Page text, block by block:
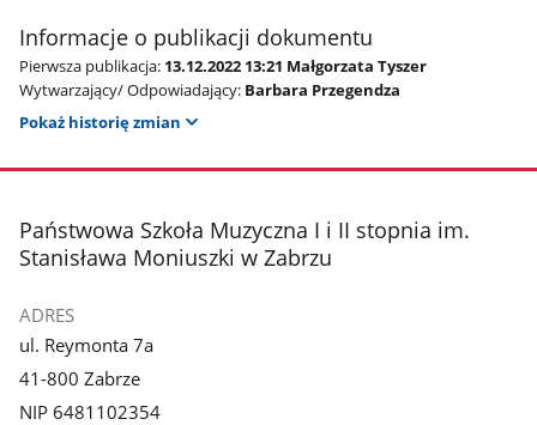
Informacje o publikacji dokumentu
Pierwsza publikacja: 13.12.2022 13:21 Małgorzata Tyszer
Wytwarzający/ Odpowiadający: Barbara Przegendza
Pokaż historię zmian
stopka
Państwowa Szkoła Muzyczna I i II stopnia im.
Stanisława Moniuszki w Zabrzu
ADRES
ul. Reymonta 7a
41-800 Zabrze
NIP 6481102354